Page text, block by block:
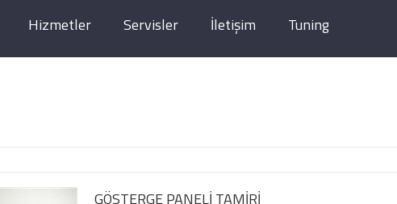
Hizmetler Servisler İletişim Tuning
GÖSTERGE PANELİ TAMİRİ